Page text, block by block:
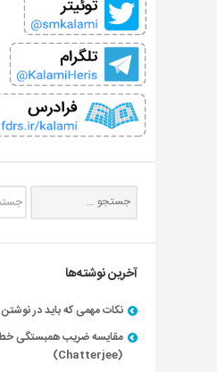
آخرین نوشته‌ها
نکات مهمی که باید در
مقایسه ضریب همبستگی
(Chatterjee)